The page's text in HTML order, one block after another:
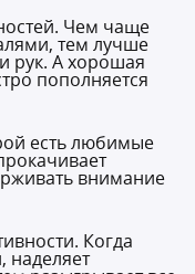
Чем чаще
тем лучше
рук. А хорошая
пополняется
есть любимые
внимание
Когда
наделяет